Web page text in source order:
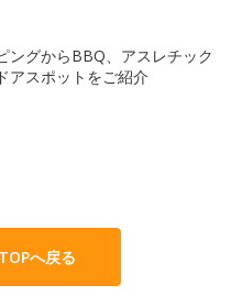
ングからBBQ、アスレチック
アスポットをご紹介
へ戻る